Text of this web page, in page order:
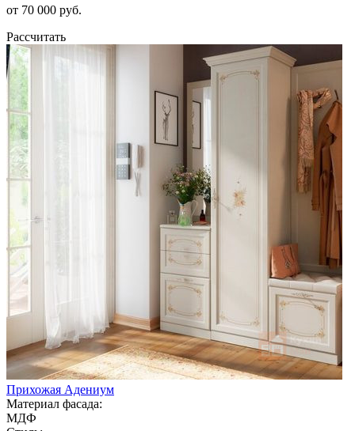
от 70 000 руб.
Рассчитать
Прихожая Адениум
Материал фасада:
МДФ